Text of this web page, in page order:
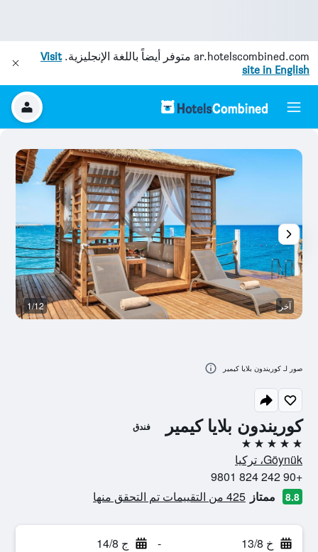
ar.hotelscombined.com متوفر أيضاً باللغة الإنجليزية.Visit
site in English
كوريندون بلايا كيمير فندق
5 نجوم
Göynük، تركيا
+90 242 824 9801
8.8 ممتاز 425 من التقييمات تم التحقق منها
خ 13/8 - ج 14/8
آخر 1/12
صور لـ كوريندون بلايا كيمير